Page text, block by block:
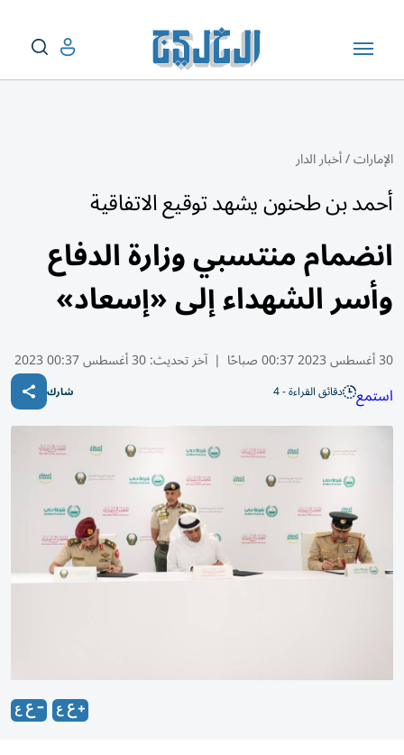
الإمارات/أخبار الدار
أحمد بن طحنون يشهد توقيع الاتفاقية
انضمام منتسبي وزارة الدفاع
وأسر الشهداء إلى «إسعاد»
30 أغسطس 2023 00:37 صباحًا | آخر تحديث:30 أغسطس 00:37 2023
استمع دقائق القراءة - 4 شارك